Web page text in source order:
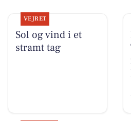
VEJRET
Sol og vind i et
stramt tag